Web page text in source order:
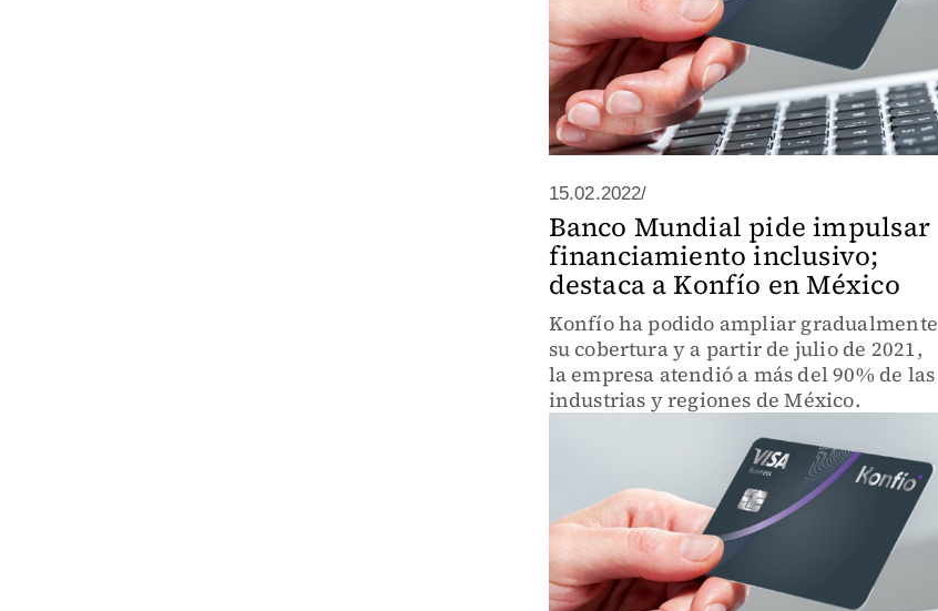
15.02.2022/
Banco Mundial pide impulsar
financiamiento inclusivo;
destaca a Konfío en México
Konfío ha podido ampliar gradualmente
su cobertura y a partir de julio de 2021,
la empresa atendió a más del 90% de las
industrias y regiones de México.